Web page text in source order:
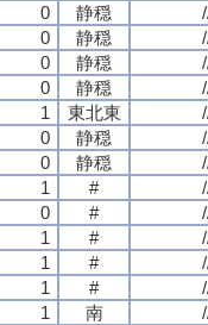
0 静穏
0 静穏
0 静穏
0 静穏
1 東北東
0 静穏
0 静穏
1 #
0 #
1 #
1 #
1 #
1 南